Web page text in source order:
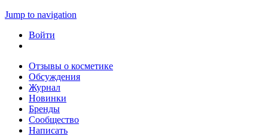
Jump to navigation
Войти
Отзывы о косметике
Обсуждения
Журнал
Новинки
Бренды
Сообщество
Написать